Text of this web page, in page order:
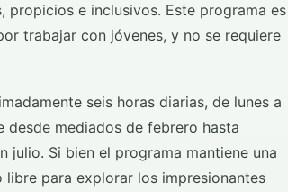
e inclusivos. Este programa es
trabajar con jóvenes, y no se requiere
seis horas diarias, de lunes a
desde mediados de febrero hasta
julio. Si bien el programa mantiene una
para explorar los impresionantes